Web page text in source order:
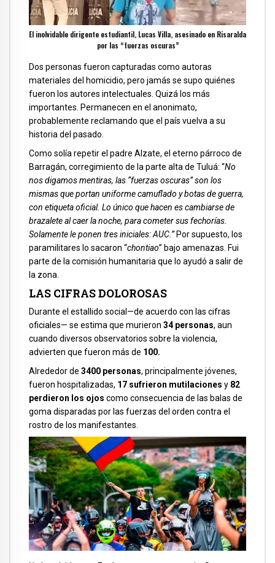
El inolvidable dirigente estudiantil, Lucas Villa, asesinado en Risaralda
por las “fuerzas oscuras”
Dos personas fueron capturadas como autoras
materiales del homicidio, pero jamás se supo quiénes
fueron los autores intelectuales. Quizá los más
importantes. Permanecen en el anonimato,
probablemente reclamando que el país vuelva a su
historia del pasado.
Como solía repetir el padre Alzate, el eterno párroco de
Barragán, corregimiento de la parte alta de Tuluá: “No
nos digamos mentiras, las “fuerzas oscuras” son los
mismas que portan uniforme camuflado y botas de guerra,
con etiqueta oficial. Lo único que hacen es cambiarse de
brazalete al caer la noche, para cometer sus fechorías.
Solamente le ponen tres iniciales: AUC.” Por supuesto, los
paramilitares lo sacaron “chontiao” bajo amenazas. Fui
parte de la comisión humanitaria que lo ayudó a salir de
la zona.
LAS CIFRAS DOLOROSAS
Durante el estallido social—de acuerdo con las cifras
oficiales— se estima que murieron 34 personas, aun
cuando diversos observatorios sobre la violencia,
advierten que fueron más de 100.
Alrededor de 3400 personas, principalmente jóvenes,
fueron hospitalizadas, 17 sufrieron mutilaciones y 82
perdieron los ojos como consecuencia de las balas de
goma disparadas por las fuerzas del orden contra el
rostro de los manifestantes.